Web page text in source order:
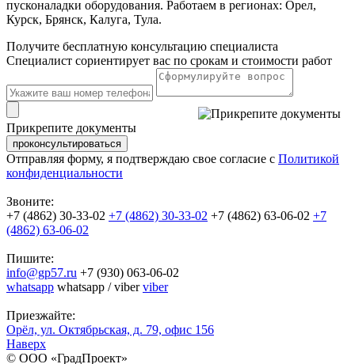
пусконаладки оборудования. Работаем в регионах: Орел,
Курск, Брянск, Калуга, Тула.
Получите бесплатную консультацию специалиста
Специалист сориентирует вас по срокам и стоимости работ
Прикрепите документы
проконсультироваться
Отправляя форму, я подтверждаю свое согласие с Политикой
конфиденциальности
Звоните:
+7 (4862) 30-33-02 +7 (4862) 30-33-02 +7 (4862) 63-06-02 +7
(4862) 63-06-02
Пишите:
info@gp57.ru +7 (930) 063-06-02
whatsapp whatsapp /viber viber
Приезжайте:
Орёл, ул. Октябрьская, д. 79, офис 156
Наверх
© ООО «ГрадПроект»